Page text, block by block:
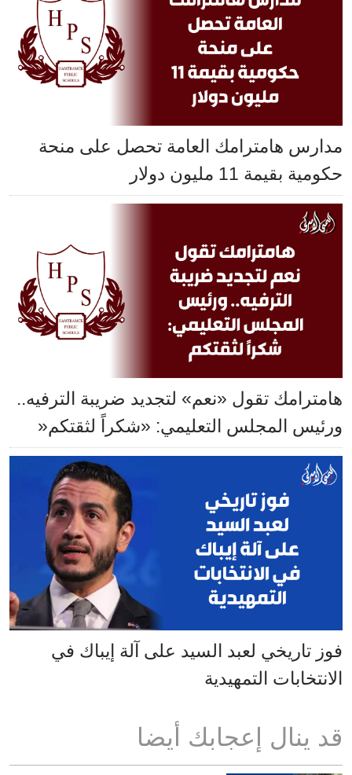
مدارس هامترامك العامة تحصل على منحة
حكومية بقيمة 11 مليون دولار
هامترامك تقول «نعم» لتجديد ضريبة الترفيه..
ورئيس المجلس التعليمي: «شكراً لثقتكم«
فوز تاريخي لعبد السيد على آلة إيباك في
الانتخابات التمهيدية
قد ينال إعجابك أيضا